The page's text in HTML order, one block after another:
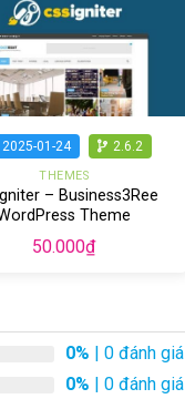
2025-01-24 2.6.2
THEMES
– Business3Ree
Theme
50.000₫
0% | 0 đánh giá
0% | 0 đánh giá